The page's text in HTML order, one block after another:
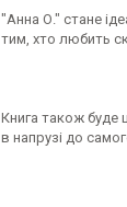
"Анна О." стане
тим, хто любить
Книга також буде
в напрузі до